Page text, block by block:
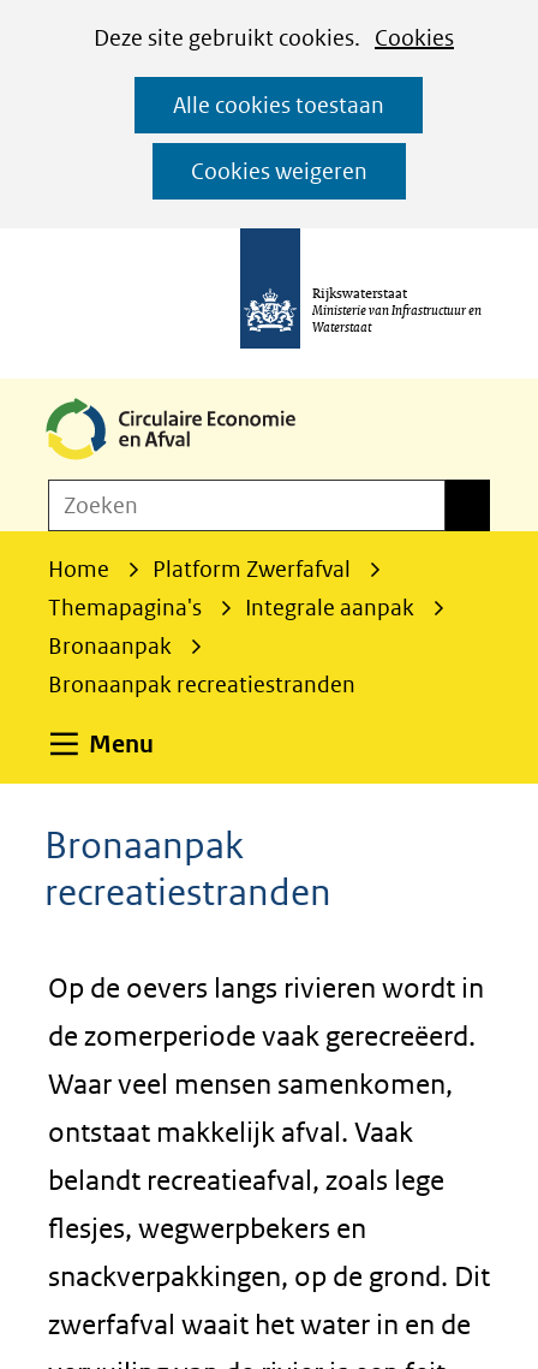
CookiesDeze site gebruikt cookies. Cookies
worden
toegestaan
geweigerd.
Alle cookies toestaan
Cookies weigeren
Ga
naar
de
inhoud
Rijkswaterstaat
Ministerie van Infrastructuur en
Waterstaat
o
Zoeken
Home
Platform Zwerfafval
Themapagina's
Integrale aanpak
Bronaanpak
Bronaanpak recreatiestranden
Menu
Bronaanpak
recreatiestranden
Op de oevers langs rivieren wordt in
de zomerperiode vaak gerecreëerd.
Waar veel mensen samenkomen,
ontstaat makkelijk afval. Vaak
belandt recreatieafval, zoals lege
flesjes, wegwerpbekers en
snackverpakkingen, op de grond. Dit
zwerfafval waait het water in en de